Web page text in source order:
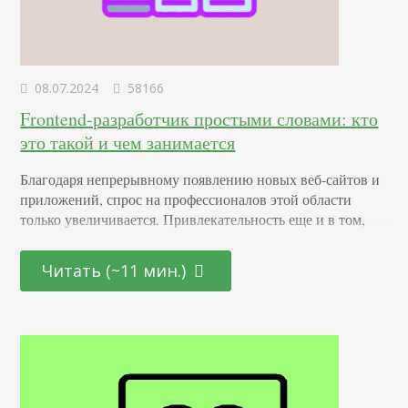
08.07.2024 58166
Frontend-разработчик простыми словами: кто
это такой и чем занимается
Благодаря непрерывному появлению новых веб-сайтов и
приложений, спрос на профессионалов этой области
только увеличивается. Привлекательность еще и в том,
специалистов, так и для тех, кто находится на стадии
переосмысления карьерного пути и готов начать все с
интерфейсов для сайтов и приложений. Он…
Читать (~11 мин.)